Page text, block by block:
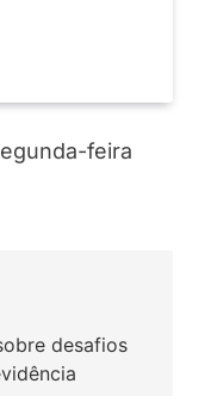
feira
desafios